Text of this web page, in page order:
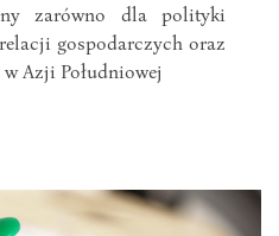
zarówno dla polityki
gospodarczych oraz
Azji Południowej